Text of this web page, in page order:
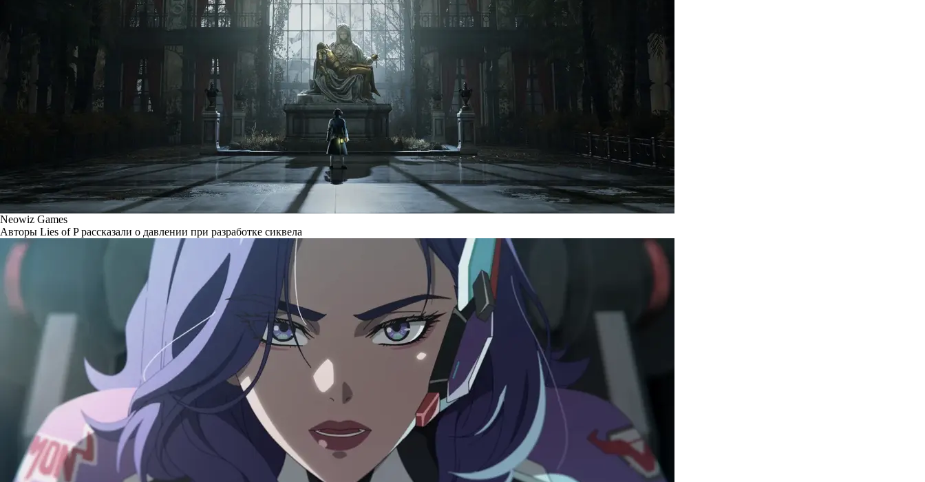
Neowiz Games
Авторы Lies of P рассказали о давлении при разработке сиквела